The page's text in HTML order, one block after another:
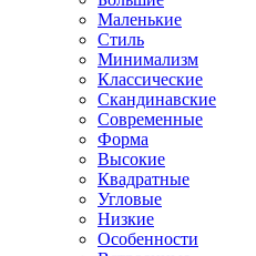
Маленькие
Стиль
Минимализм
Классические
Скандинавские
Современные
Форма
Высокие
Квадратные
Угловые
Низкие
Особенности